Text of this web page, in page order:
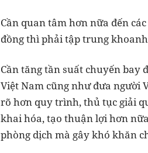
Cần quan tâm hơn nữa đến
đồng thì phải tập trung
Cần tăng tần suất chuyến bay
Việt Nam cũng như đưa người
rõ hơn quy trình, thủ tục giải
khai hóa, tạo thuận lợi hơn
phòng dịch mà gây khó khăn